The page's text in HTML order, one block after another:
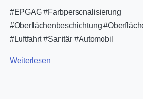
#EPGAG #Farbpersonalisierung
#Oberflächenbeschichtung
#Luftfahrt #Sanitär #Automobil
Weiterlesen